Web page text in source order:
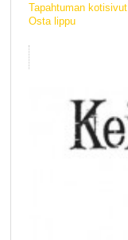
Tapahtuman kotisivut
Osta lippu